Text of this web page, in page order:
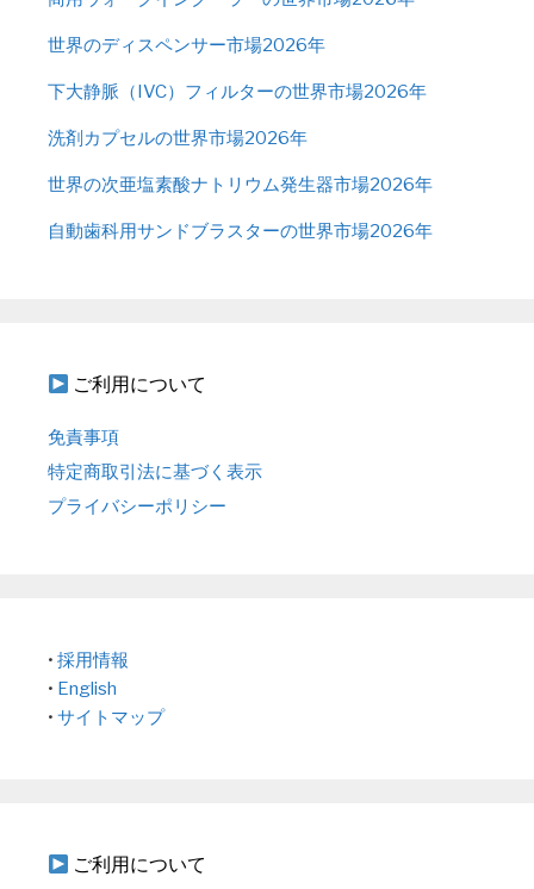
世界のディスペンサー市場2026年
下大静脈（IVC）フィルターの世界市場2026年
洗剤カプセルの世界市場2026年
世界の次亜塩素酸ナトリウム発生器市場2026年
自動歯科用サンドブラスターの世界市場2026年
ご利用について
免責事項
特定商取引法に基づく表示
プライバシーポリシー
• 採用情報
• English
• サイトマップ
ご利用について